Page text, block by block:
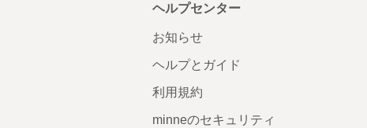
ヘルプセンター
お知らせ
ヘルプとガイド
利用規約
minneのセキュリティ